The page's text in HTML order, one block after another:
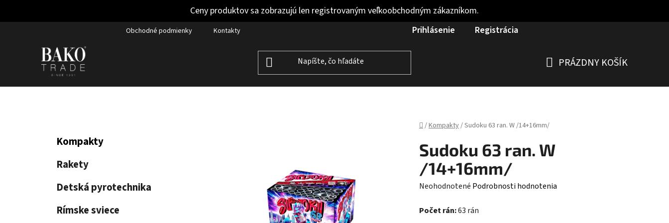
Ceny produktov sa zobrazujú len registrovaným veľkoobchodným zákazníkom.
Obchodné podmienky Kontakty Prihlásenie Registrácia
PRÁZDNY KOŠÍK
Domov
/Kompakty/Sudoku 63 ran. W /14+16mm/
Preskočiť
kategórie
Kompakty
Rakety
Detská pyrotechnika
Rímske sviece
Sudoku 63 ran. W
/14+16mm/
Priemerné
produktu
Neohodnotené Podrobnosti hodnotenia
Počet rán:63 rán